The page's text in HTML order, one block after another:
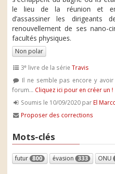
le lieu de la réunion et
d’assassiner les dirigeants
renouvellement de ses nano-
facultés physiques.
Non polar
3e livre de la sérieTravis
Il ne semble pas encore y
forum... Cliquez ici pour en créer un !
Soumis le 10/09/2020 par El
Proposer des corrections
Mots-clés
futur 800 évasion 333 ONU